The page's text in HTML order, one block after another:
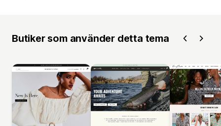
Butiker som använder detta tema